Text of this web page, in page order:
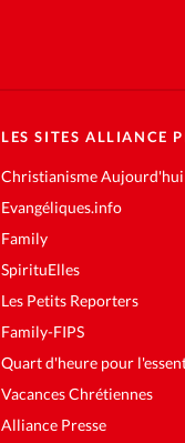
LES SITES ALLIANCE
Christianisme Aujourd'hui
Evangéliques.info
Family
SpirituElles
Les Petits Reporters
Family-FIPS
Quart d'heure pour
Vacances Chrétiennes
Alliance Presse